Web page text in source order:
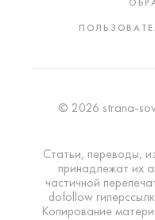
© 2026 strana-
Статьи, переводы,
принадлежат их
частичной
dofollow
Копирование